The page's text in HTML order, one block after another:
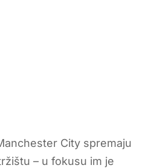
City spremaju
– u fokusu im je